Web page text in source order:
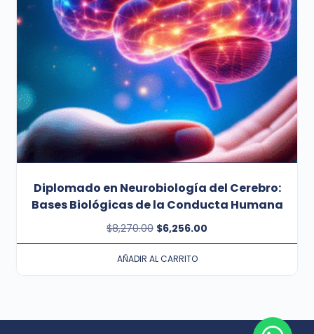
Diplomado en Neurobiología del Cerebro:
Bases Biológicas de la Conducta Humana
$8,270.00 $6,256.00
AÑADIR AL CARRITO